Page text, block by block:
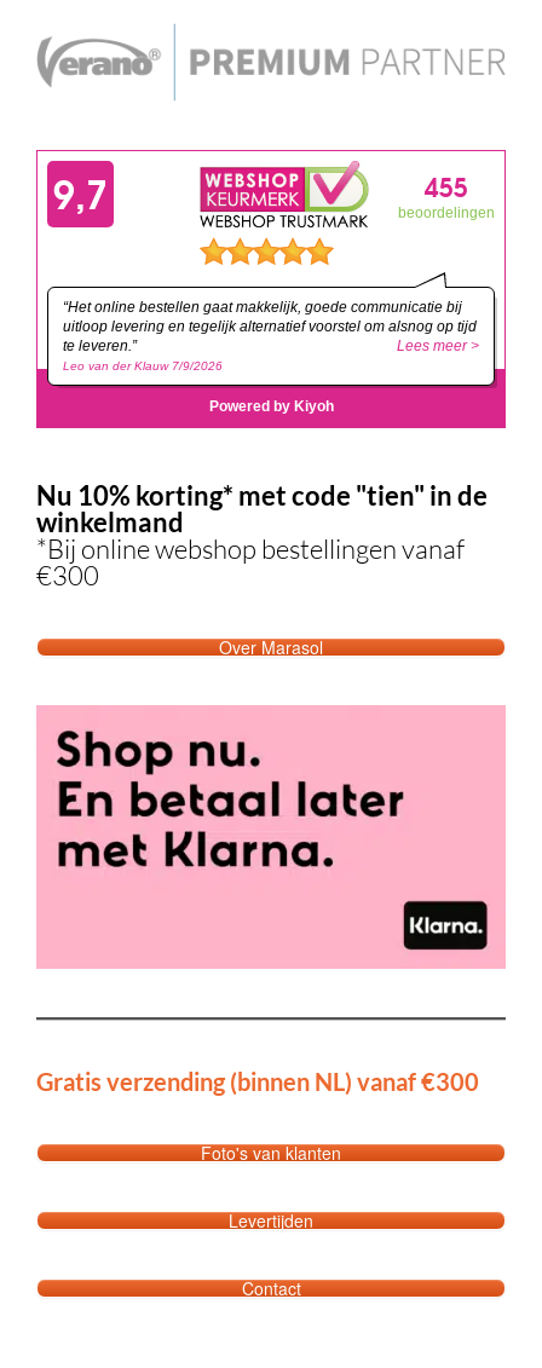
Nu 10% korting* met code "tien" in de
winkelmand
*Bij online webshop bestellingen vanaf
€300
Over Marasol
Gratis verzending (binnen NL) vanaf €300
Foto's van klanten
Levertijden
Contact